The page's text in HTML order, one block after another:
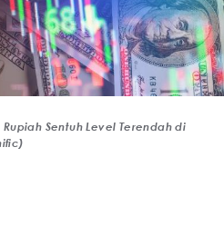
Rupiah Sentuh Level Terendah di